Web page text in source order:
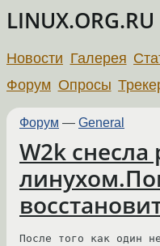
LINUX.ORG.RU
Новости Галерея
Форум Опросы
Форум — General
W2k снесла
После того как один